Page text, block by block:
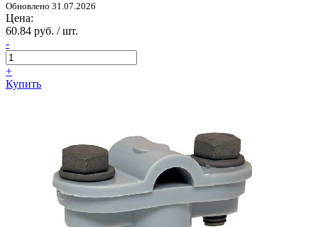
Обновлено 31.07.2026
Цена:
60.84 руб. / шт.
-
+
Купить